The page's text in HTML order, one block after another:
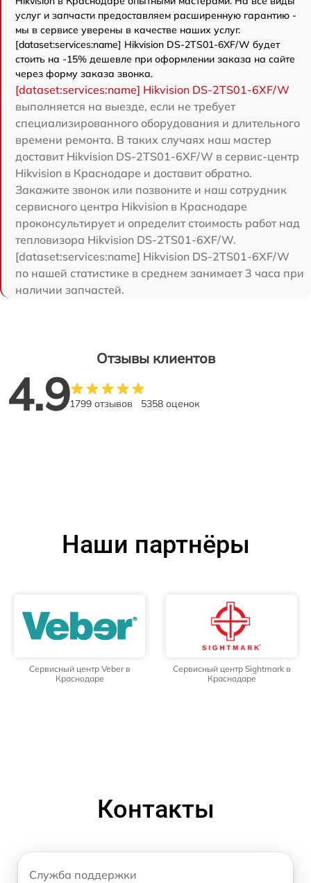
услуг и запчасти предоставляем расширенную гарантию -
мы в сервисе уверены в качестве наших услуг.
[dataset:services:name] Hikvision DS-2TS01-6XF/W будет
стоить на -15% дешевле при оформлении заказа на сайте
через форму заказа звонка.
[dataset:services:name] Hikvision DS-2TS01-6XF/W
выполняется на выезде, если не требует
специализированного оборудования и длительного
времени ремонта. В таких случаях наш мастер
доставит Hikvision DS-2TS01-6XF/W в сервис-центр
Hikvision в Краснодаре и доставит обратно.
Закажите звонок или позвоните и наш сотрудник
сервисного центра Hikvision в Краснодаре
проконсультирует и определит стоимость работ над
тепловизора Hikvision DS-2TS01-6XF/W.
[dataset:services:name] Hikvision DS-2TS01-6XF/W
по нашей статистике в среднем занимает 3 часа при
наличии запчастей.
Отзывы клиентов
4.91799 отзывов 5358 оценок
Наши партнёры
Сервисный центр Veber в
Краснодаре
Сервисный центр Sightmark в
Краснодаре
Контакты
Служба поддержки